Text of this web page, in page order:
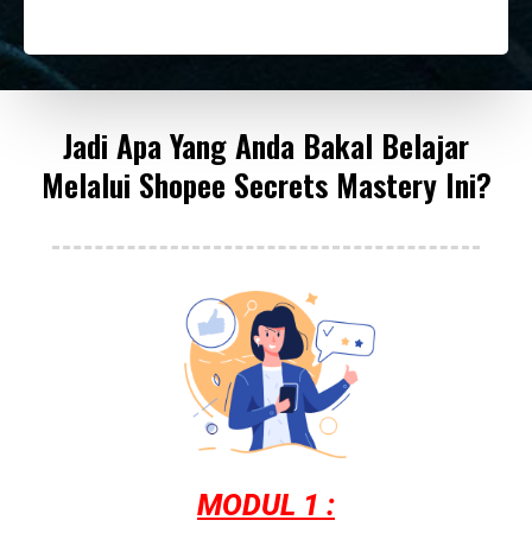
Jadi Apa Yang Anda Bakal Belajar
Melalui Shopee Secrets Mastery Ini?
MODUL 1 :